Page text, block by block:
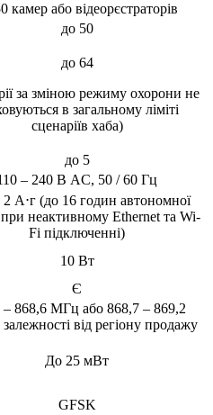
камер або відеорєстраторів
до 50
до 64
за зміною режиму охорони не
в загальному ліміті
сценаріїв хаба)
до 5
– 240 В AC, 50 / 60 Гц
А⋅г (до 16 годин автономної
неактивному Ethernet та Wi-
Fi підключенні)
10 Вт
Є
– 868,6 МГц або 868,7 – 869,2
від регіону продажу
До 25 мВт
GFSK